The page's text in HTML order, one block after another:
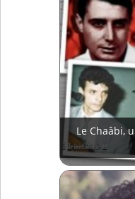
Le Chaâbi,